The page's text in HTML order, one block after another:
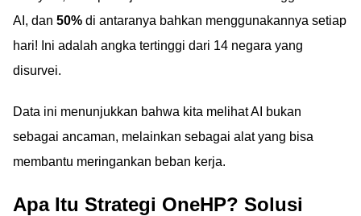
AI, dan 50% di antaranya bahkan menggunakannya setiap
hari! Ini adalah angka tertinggi dari 14 negara yang
disurvei.
Data ini menunjukkan bahwa kita melihat AI bukan
sebagai ancaman, melainkan sebagai alat yang bisa
membantu meringankan beban kerja.
Apa Itu Strategi OneHP? Solusi